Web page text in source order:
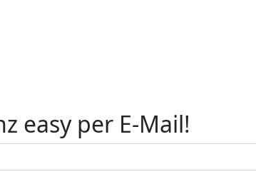
easy per E-Mail!